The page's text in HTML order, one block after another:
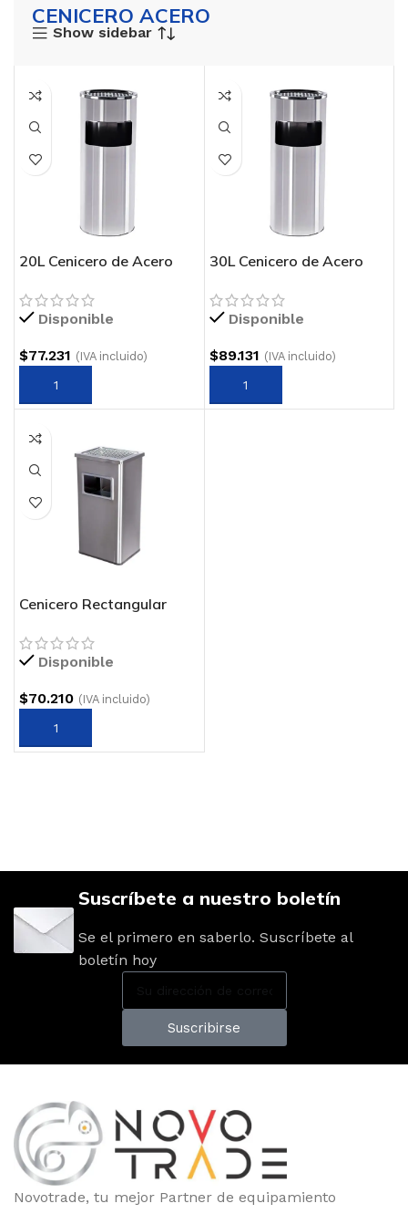
CENICERO ACERO
Show sidebar
20L Cenicero de Acero
Disponible
$77.231 (IVA incluido)
30L Cenicero de Acero
Disponible
$89.131 (IVA incluido)
Cenicero Rectangular
Disponible
$70.210 (IVA incluido)
Suscríbete a nuestro boletín
Se el primero en saberlo. Suscríbete al
boletín hoy
Suscribirse
Novotrade, tu mejor Partner de equipamiento